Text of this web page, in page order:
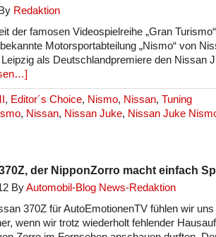
Redaktion
der famosen Videospielreihe „Gran
Motorsportabteilung „Nismo“ von
als Deutschlandpremiere den Nissan
, Editor´s Choice, Nismo, Nissan, Tuning
, Nissan, Nissan Juke, Nissan Juke
der NipponZorro macht einfach
ByAutomobil-Blog News-Redaktion
370Z für AutoEmotionenTV fühlen wir uns
wenn wir trotz wiederholt fehlender